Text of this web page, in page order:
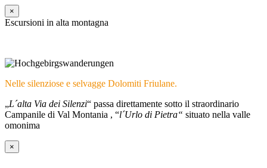
×
Escursioni in alta montagna
Nelle silenziose e selvagge Dolomiti Friulane.
„L´alta Via dei Silenzi“ passa direttamente sotto il straordinario
Campanile di Val Montania , “l´Urlo di Pietra“ situato nella valle
omonima
×